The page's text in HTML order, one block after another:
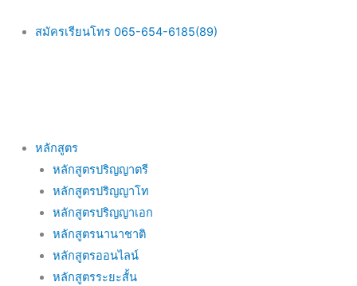
สมัครเรียนโทร 065-654-6185(89)
Main
หลักสูตร
หลักสูตรปริญญาตรี
หลักสูตรปริญญาโท
หลักสูตรปริญญาเอก
หลักสูตรนานาชาติ
หลักสูตรออนไลน์
หลักสูตรระยะสั้น